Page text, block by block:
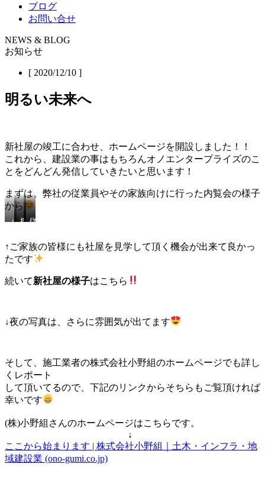
ブログ
お問い合せ
NEWS & BLOG
お知らせ
[ 2020/12/10 ]
明るい未来へ
新社屋の竣工に合わせ、ホームページを開設しました！！
これから、建設業の事はもちろんオノエンタープライズのこ
とをどんどん発信していきたいと思います！
まずは、弊社の従業員やその家族向けに行った内覧会の様子
から
パ
と
一
緒
見
微
ま
し
い
ろ
探
楽
し
い
休
室
で
人
遊
従
員
家
族
交
る
時
間。
↑ご家族の皆様にも社屋を見学して頂く機会が出来て良かっ
たです
続いて新社屋の様子はこちら
↓夜の写真は、さらに雰囲気が出てます
そして、施工業者の株式会社小野組のホームページでも詳し
くレポート
して頂いてるので、下記のリンクからそちらもご覧頂ければ
幸いです
(株)小野組さんのホームページはこちらです。
↓
ここから始まります | 株式会社小野組｜土木・インフラ・地
域建設業 (ono-gumi.co.jp)